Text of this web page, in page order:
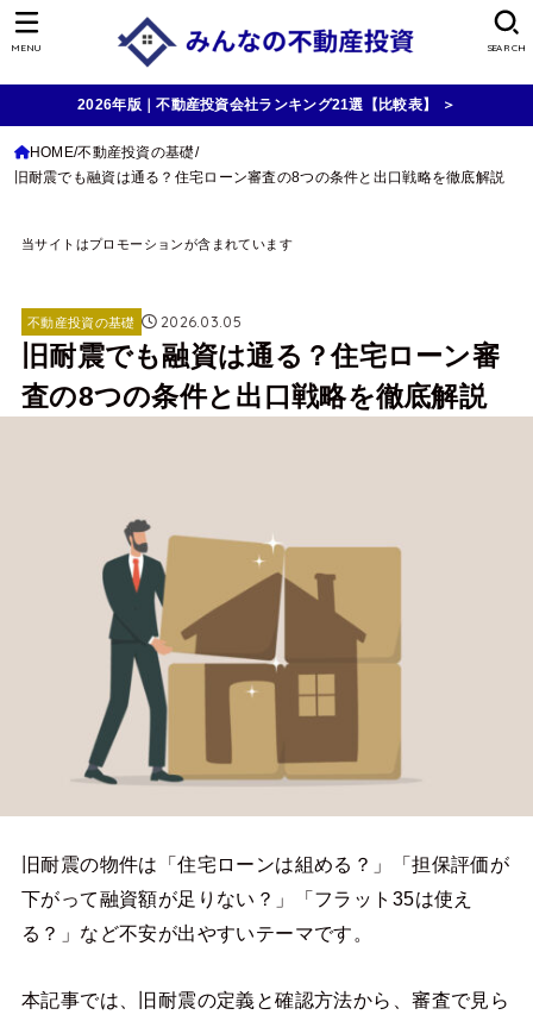
SEARCH
MENU
2026年版｜不動産投資会社ランキング21選【比較表】 ＞
HOME 不動産投資の基礎
旧耐震でも融資は通る？住宅ローン審査の8つの条件と出口戦略を徹底解説
当サイトはプロモーションが含まれています
不動産投資の基礎 2026.03.05
旧耐震でも融資は通る？住宅ローン審
査の8つの条件と出口戦略を徹底解説
旧耐震の物件は「住宅ローンは組める？」「担保評価が
下がって融資額が足りない？」「フラット35は使え
る？」など不安が出やすいテーマです。
本記事では、旧耐震の定義と確認方法から、審査で見ら